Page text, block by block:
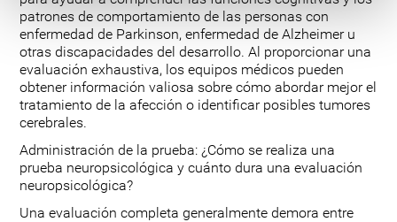
patrones de comportamiento de las personas con
enfermedad de Parkinson, enfermedad de Alzheimer u
otras discapacidades del desarrollo. Al proporcionar una
evaluación exhaustiva, los equipos médicos pueden
obtener información valiosa sobre cómo abordar mejor el
tratamiento de la afección o identificar posibles tumores
cerebrales.
Administración de la prueba: ¿Cómo se realiza una
prueba neuropsicológica y cuánto dura una evaluación
neuropsicológica?
Una evaluación completa generalmente demora entre